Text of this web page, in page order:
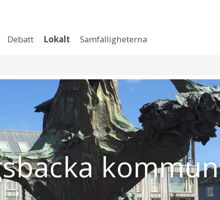
Debatt Lokalt Samfälligheterna
kommun